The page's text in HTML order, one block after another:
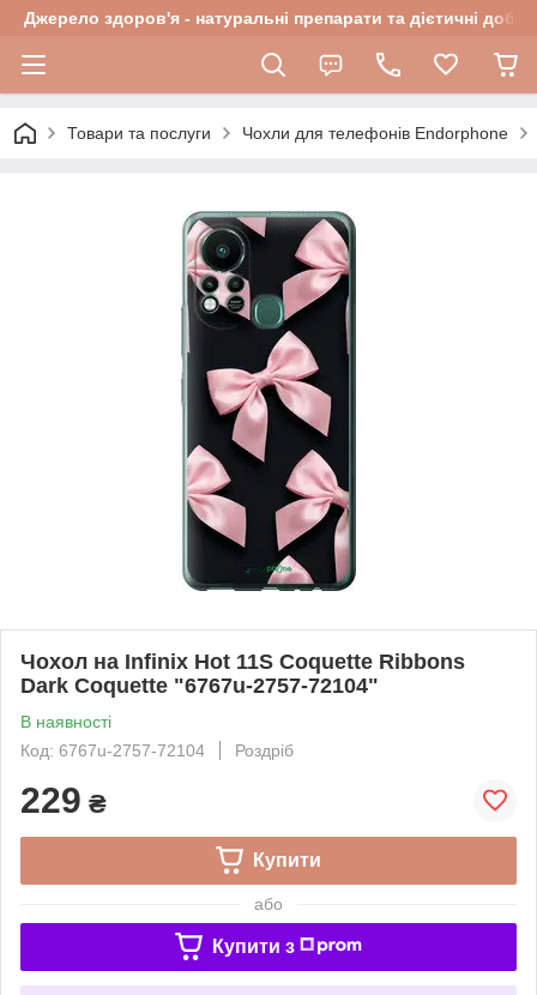
Джерело здоров'я - натуральні препарати та дієтичні
Товари та послуги Чохли для телефонів Endorphone
Чохол на Infinix Hot 11S Coquette Ribbons
Dark Coquette "6767u-2757-72104"
В наявності
Код: 6767u-2757-72104
Роздріб
229 ₴
Купити
або
Купити з